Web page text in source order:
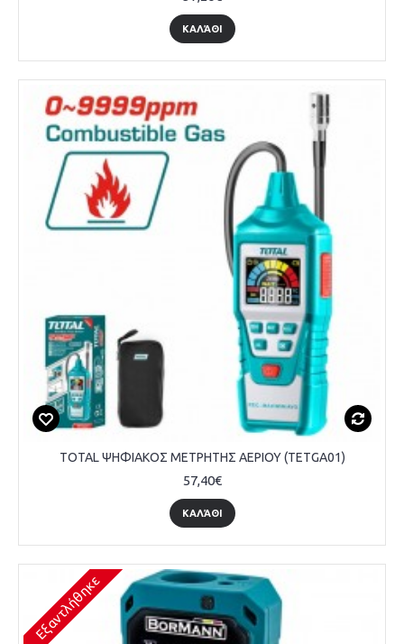
ΚΑΛΆΘΙ
TOTAL ΨΗΦΙΑΚΟΣ ΜΕΤΡΗΤΗΣ ΑΕΡΙΟΥ (TETGA01)
57,40€
ΚΑΛΆΘΙ
Εξαντλήθηκε